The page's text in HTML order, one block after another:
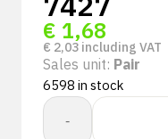
€ 1,68
€ 2,03 including VAT
Sales unit: Pair
6598 in stock
-
Proway:
Hydro